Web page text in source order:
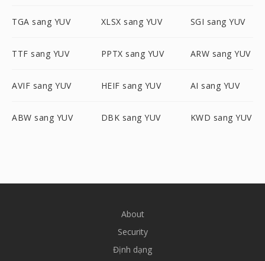
TGA sang YUV XLSX sang YUV SGI sang YUV
TTF sang YUV PPTX sang YUV ARW sang YUV
AVIF sang YUV HEIF sang YUV AI sang YUV
ABW sang YUV DBK sang YUV KWD sang YUV
About
Security
Định dạng